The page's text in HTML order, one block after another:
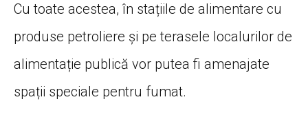
Cu toate acestea, în stațiile de alimentare cu
produse petroliere și pe terasele localurilor de
alimentație publică vor putea fi amenajate
spații speciale pentru fumat.